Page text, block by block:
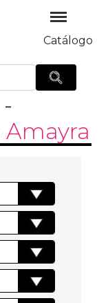
Catálogo
-
Amayra